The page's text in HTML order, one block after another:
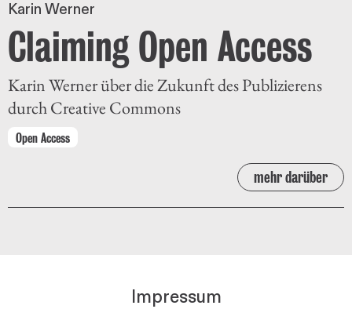
Karin Werner
Claiming Open Access
Karin Werner über die Zukunft des Publizierens
durch Creative Commons
Open Access
mehr darüber
Impressum